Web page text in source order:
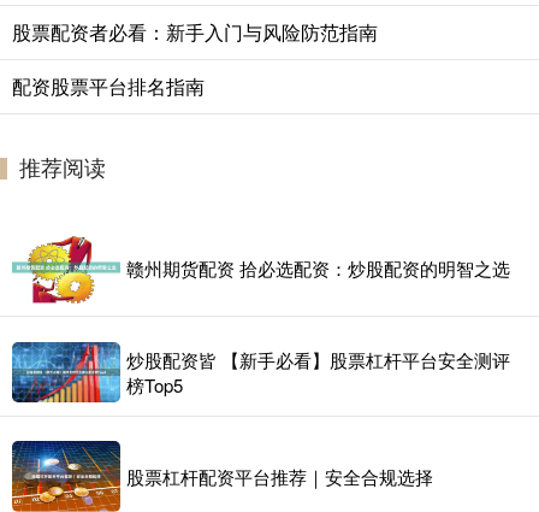
股票配资者必看：新手入门与风险防范指南
配资股票平台排名指南
推荐阅读
赣州期货配资 拾必选配资：炒股配资的明智之选
炒股配资皆 【新手必看】股票杠杆平台安全测评
榜Top5
股票杠杆配资平台推荐｜安全合规选择